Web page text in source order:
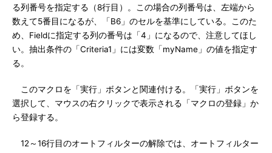
る列番号を指定する（8行目）。この場合の列番号は、左端から
数えて5番目になるが、「B6」のセルを基準にしている。このた
め、Fieldに指定する列の番号は「4」になるので、注意してほし
い。抽出条件の「Criteria1」には変数「myName」の値を指定す
る。
このマクロを「実行」ボタンと関連付ける。「実行」ボタンを
選択して、マウスの右クリックで表示される「マクロの登録」か
ら登録する。
12～16行目のオートフィルターの解除では、オートフィルター